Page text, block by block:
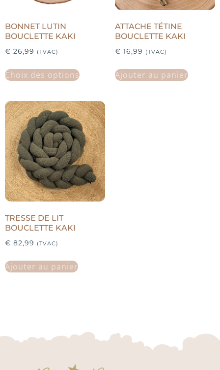
BONNET LUTIN
BOUCLETTE KAKI
€ 26,99 (TVAC)
Choix des options
ATTACHE TÉTINE
BOUCLETTE KAKI
€ 16,99 (TVAC)
Ajouter au panier
TRESSE DE LIT
BOUCLETTE KAKI
€ 82,99 (TVAC)
Ajouter au panier